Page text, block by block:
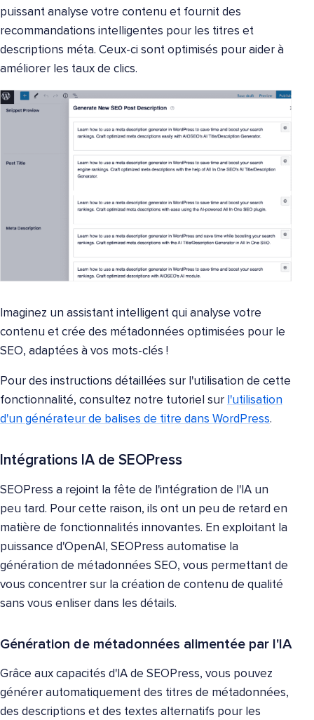
puissant analyse votre contenu et fournit des
recommandations intelligentes pour les titres et
descriptions méta. Ceux-ci sont optimisés pour aider à
améliorer les taux de clics.
Imaginez un assistant intelligent qui analyse votre
contenu et crée des métadonnées optimisées pour le
SEO, adaptées à vos mots-clés !
Pour des instructions détaillées sur l'utilisation de cette
fonctionnalité, consultez notre tutoriel sur l'utilisation
d'un générateur de balises de titre dans WordPress.
Intégrations IA de SEOPress
SEOPress a rejoint la fête de l'intégration de l'IA un
peu tard. Pour cette raison, ils ont un peu de retard en
matière de fonctionnalités innovantes. En exploitant la
puissance d'OpenAI, SEOPress automatise la
génération de métadonnées SEO, vous permettant de
vous concentrer sur la création de contenu de qualité
sans vous enliser dans les détails.
Génération de métadonnées alimentée par l'IA
Grâce aux capacités d'IA de SEOPress, vous pouvez
générer automatiquement des titres de métadonnées,
des descriptions et des textes alternatifs pour les